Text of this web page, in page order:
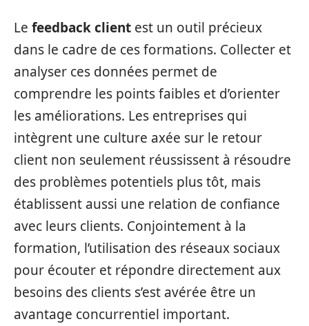
Le feedback client est un outil précieux
dans le cadre de ces formations. Collecter et
analyser ces données permet de
comprendre les points faibles et d’orienter
les améliorations. Les entreprises qui
intègrent une culture axée sur le retour
client non seulement réussissent à résoudre
des problèmes potentiels plus tôt, mais
établissent aussi une relation de confiance
avec leurs clients. Conjointement à la
formation, l’utilisation des réseaux sociaux
pour écouter et répondre directement aux
besoins des clients s’est avérée être un
avantage concurrentiel important.